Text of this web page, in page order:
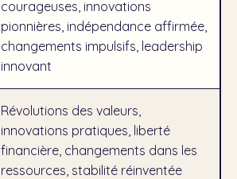
courageuses, innovations
pionnières, indépendance affirmée,
changements impulsifs, leadership
innovant
Révolutions des valeurs,
innovations pratiques, liberté
financière, changements dans les
ressources, stabilité réinventée